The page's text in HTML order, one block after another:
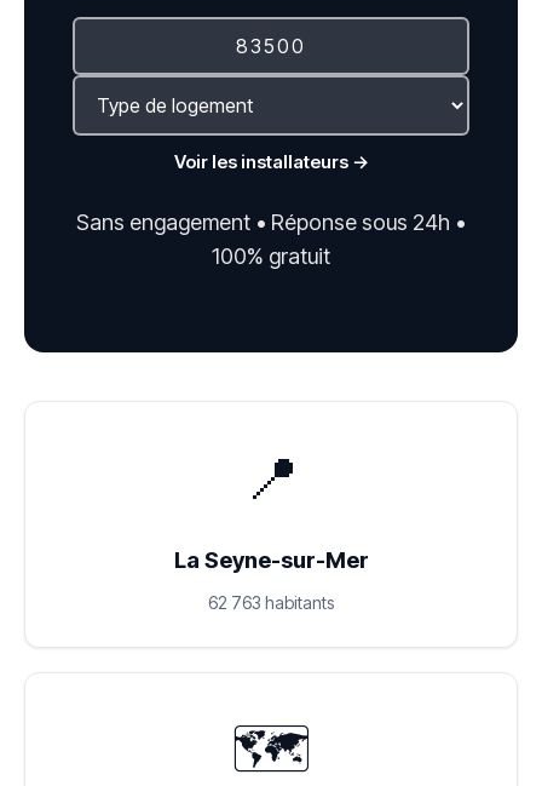
Voir les installateurs →
Sans engagement • Réponse sous 24h •
100% gratuit
📍
La Seyne-sur-Mer
62 763 habitants
🗺️